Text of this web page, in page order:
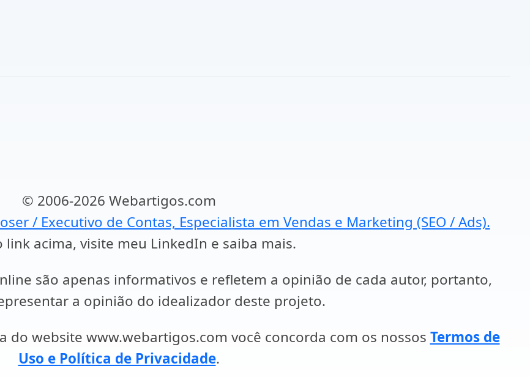
© 2006-2026 Webartigos.com
/ Executivo de Contas, Especialista em Vendas e Marketing (SEO / Ads).
link acima, visite meu LinkedIn e saiba mais.
são apenas informativos e refletem a opinião de cada autor, portanto,
a opinião do idealizador deste projeto.
do website www.webartigos.com você concorda com os nossos Termos de
Uso e Política de Privacidade.